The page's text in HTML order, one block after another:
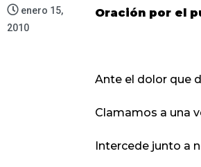
enero 15,
2010
Oración por el
Ante el dolor que
Clamamos a una
Intercede junto a